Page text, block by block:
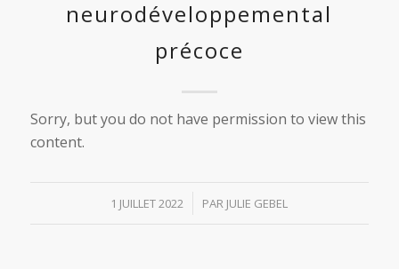
neurodéveloppemental
précoce
Sorry, but you do not have permission to view this
content.
1 JUILLET 2022
/ PAR JULIE GEBEL